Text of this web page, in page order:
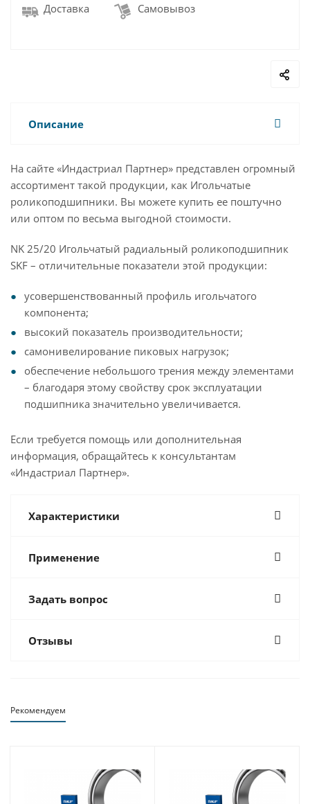
Доставка Самовывоз
Описание
На сайте «Индастриал Партнер» представлен огромный
ассортимент такой продукции, как Игольчатые
роликоподшипники. Вы можете купить ее поштучно
или оптом по весьма выгодной стоимости.
NK 25/20 Игольчатый радиальный роликоподшипник
SKF – отличительные показатели этой продукции:
усовершенствованный профиль игольчатого
компонента;
высокий показатель производительности;
самонивелирование пиковых нагрузок;
обеспечение небольшого трения между элементами
– благодаря этому свойству срок эксплуатации
подшипника значительно увеличивается.
Если требуется помощь или дополнительная
информация, обращайтесь к консультантам
«Индастриал Партнер».
Характеристики
Применение
Задать вопрос
Отзывы
Рекомендуем